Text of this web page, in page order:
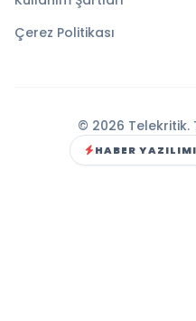
Çerez Politikası
© 2026 Telekritik.
HABER YAZILIMI